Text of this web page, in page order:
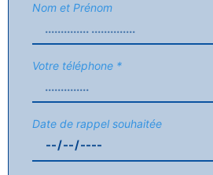
Nom et Prénom
Votre téléphone *
Date de rappel souhaitée